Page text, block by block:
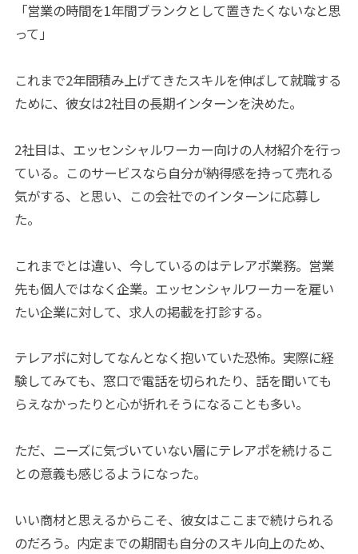
「営業の時間を1年間ブランクとして置きたくないなと思
って」
これまで2年間積み上げてきたスキルを伸ばして就職する
ために、彼女は2社目の長期インターンを決めた。
2社目は、エッセンシャルワーカー向けの人材紹介を行っ
ている。このサービスなら自分が納得感を持って売れる
気がする、と思い、この会社でのインターンに応募し
た。
これまでとは違い、今しているのはテレアポ業務。営業
先も個人ではなく企業。エッセンシャルワーカーを雇い
たい企業に対して、求人の掲載を打診する。
テレアポに対してなんとなく抱いていた恐怖。実際に経
験してみても、窓口で電話を切られたり、話を聞いても
らえなかったりと心が折れそうになることも多い。
ただ、ニーズに気づいていない層にテレアポを続けるこ
との意義も感じるようになった。
いい商材と思えるからこそ、彼女はここまで続けられる
のだろう。内定までの期間も自分のスキル向上のため、